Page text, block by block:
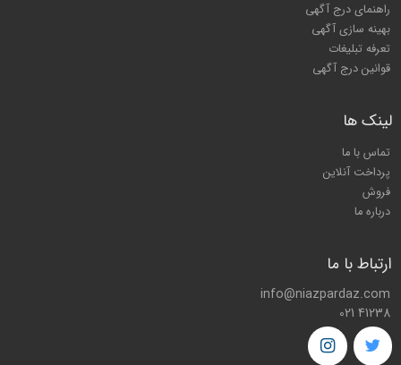
راهنمای درج آگهی
بهینه سازی آگهی
تعرفه تبلیغات
قوانین درج آگهی
لینک ها
تماس با ما
پرداخت آنلاین
فروش
درباره ما
ارتباط با ما
info@niazpardaz.com
021 41238